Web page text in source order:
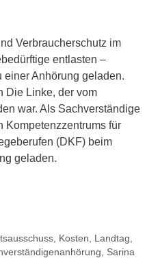
Verbraucherschutz im
entlasten –
einer Anhörung geladen.
Die Linke, der vom
war. Als Sachverständige
Kompetenzzentrums für
(DKF) beim
geladen.
, Kosten Landtag
Sarina